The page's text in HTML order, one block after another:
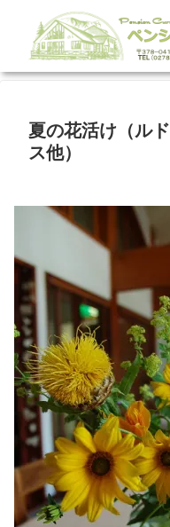
夏の花活け（ル
ス他）